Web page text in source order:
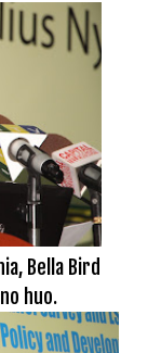
Bella Bird
huo.